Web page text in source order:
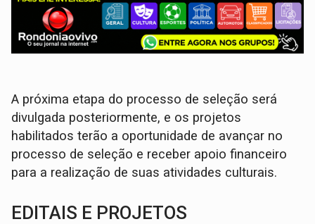
A próxima etapa do processo de seleção será
divulgada posteriormente, e os projetos
habilitados terão a oportunidade de avançar no
processo de seleção e receber apoio financeiro
para a realização de suas atividades culturais.
EDITAIS E PROJETOS